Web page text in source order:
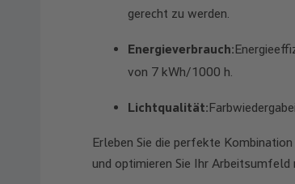
gerecht zu werden.
Energieverbrauch:
von 7 kWh/1000 h.
Lichtqualität:
Erleben Sie die perfekte
und optimieren Sie Ihr Arbeitsumfeld